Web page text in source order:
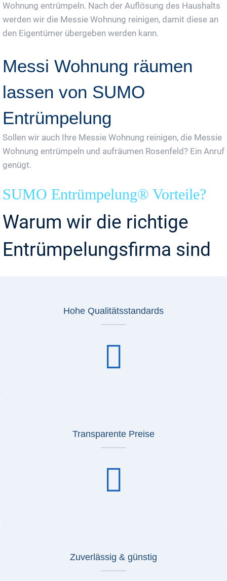
Wohnung entrümpeln. Nach der Auflösung des Haushalts
werden wir die Messie Wohnung reinigen, damit diese an
den Eigentümer übergeben werden kann.
Messi Wohnung räumen
lassen von SUMO
Entrümpelung
Sollen wir auch Ihre Messie Wohnung reinigen, die Messie
Wohnung entrümpeln und aufräumen Rosenfeld? Ein Anruf
genügt.
SUMO Entrümpelung® Vorteile?
Warum wir die richtige
Entrümpelungsfirma sind
Hohe Qualitätsstandards
Transparente Preise
Zuverlässig & günstig